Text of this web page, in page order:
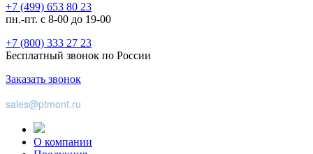
+7 (499) 653 80 23
пн.-пт. с 8-00 до 19-00
+7 (800) 333 27 23
Бесплатный звонок по России
Заказать звонок
sales@ptmont.ru
О компании